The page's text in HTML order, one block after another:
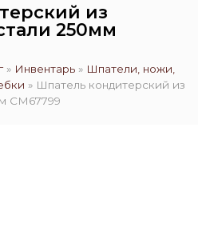
из
250мм
» Инвентарь » Шпатели, ножи,
» Шпатель кондитерский из
CM67799